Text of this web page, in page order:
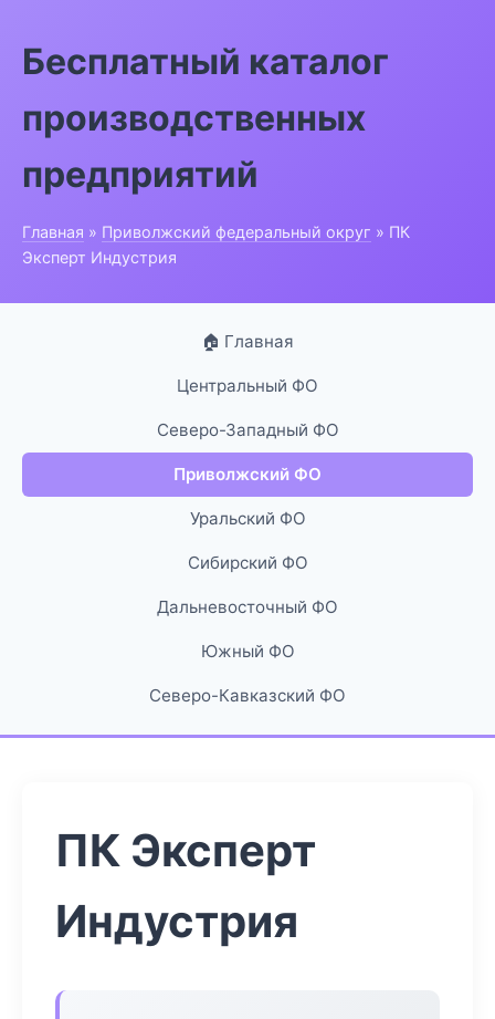
Бесплатный каталог
производственных
предприятий
Главная » Приволжский федеральный округ » ПК
Эксперт Индустрия
🏠 Главная
Центральный ФО
Северо-Западный ФО
Приволжский ФО
Уральский ФО
Сибирский ФО
Дальневосточный ФО
Южный ФО
Северо-Кавказский ФО
ПК Эксперт
Индустрия